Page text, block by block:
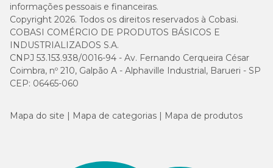
informações pessoais e financeiras.
Copyright 2026. Todos os direitos reservados à Cobasi.
COBASI COMÉRCIO DE PRODUTOS BÁSICOS E
INDUSTRIALIZADOS S.A.
CNPJ 53.153.938/0016-94 - Av. Fernando Cerqueira César
Coimbra, nº 210, Galpão A - Alphaville Industrial, Barueri - SP
CEP: 06465-060
Mapa do site Mapa de categorias Mapa de produtos